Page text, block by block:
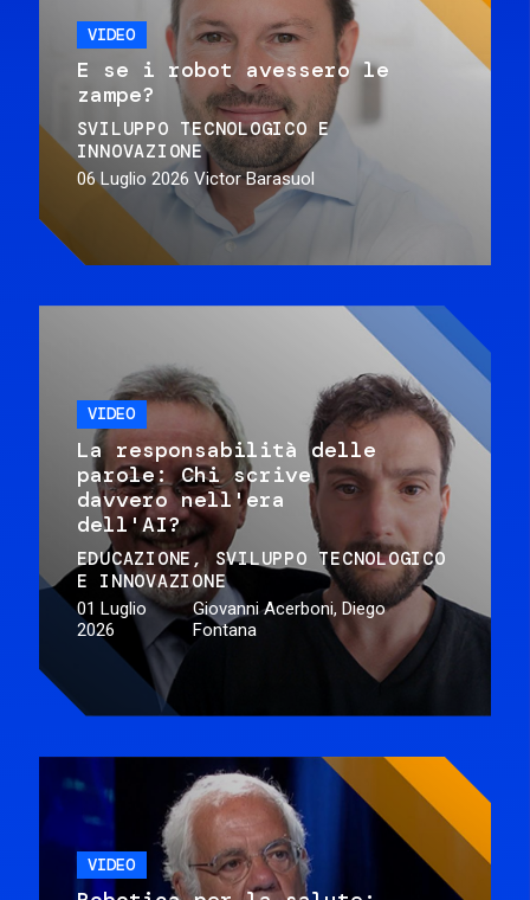
VIDEO
E se i robot avessero le
zampe?
SVILUPPO TECNOLOGICO E
INNOVAZIONE
06 Luglio 2026 Victor Barasuol
VIDEO
La responsabilità delle
parole: Chi scrive
davvero nell'era
dell'AI?
EDUCAZIONE
SVILUPPO TECNOLOGICO
E INNOVAZIONE
01 Luglio
2026
Giovanni Acerboni, Diego
Fontana
VIDEO